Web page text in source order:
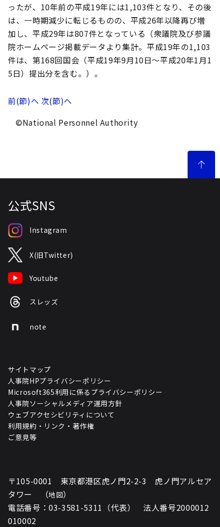
ったが、10年前の平成19年には1,103件となり、その後
は、一時期減少に転じるものの、平成26年以降再び増
加し、平成29年は807件となっている（衆議院及び参議
院ホームページ掲載データより集計。平成19年の1,103
件は、第168回国会（平成19年9月10日～平成20年1月1
5日）提出分を含む。）。
前(節)へ 次(節)へ
©National Personnel Authority
公式SNS
Instagram
X(旧Twitter)
Youtube
スレッズ
note
サイトマップ
人事院HPプライバシーポリシー
Microsoft365利用に係るプライバシーポリシー
人事院ソーシャルメディア運用方針
ウェブアクセシビリティについて
利用規約・リンク・著作権
ご意見等
〒105-0001 東京都港区虎ノ門2-2-3 虎ノ門アルセア
タワー （地図）
電話番号：03-3581-5311（代表） 法人番号2000012
010002